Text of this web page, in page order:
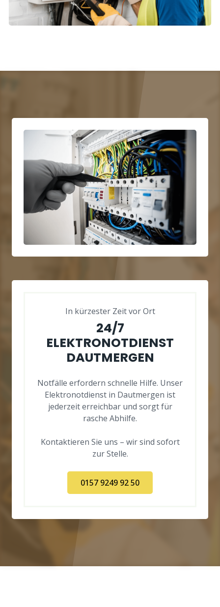
In kürzester Zeit vor Ort
24/7
ELEKTRONOTDIENST
DAUTMERGEN
Notfälle erfordern schnelle Hilfe. Unser
Elektronotdienst in Dautmergen ist
jederzeit erreichbar und sorgt für
rasche Abhilfe.
Kontaktieren Sie uns – wir sind sofort
zur Stelle.
0157 9249 92 50